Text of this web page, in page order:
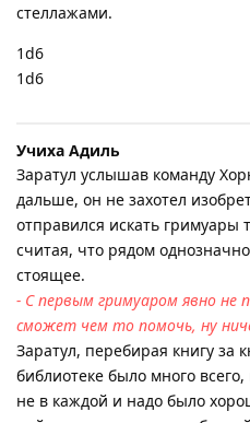
стеллажами.
1d6
1d6
Учиха Адиль
Заратул услышав команду
дальше, он не захотел
отправился искать
считая, что рядом
стоящее.
- С первым гримуаром явно не
сможет чем то помочь, ну
Заратул, перебирая книгу
библиотеке было много
не в каждой и надо было